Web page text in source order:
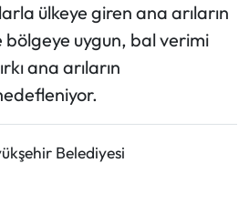
ülkeye giren ana arıların
bölgeye uygun, bal verimi
ana arıların
Belediyesi